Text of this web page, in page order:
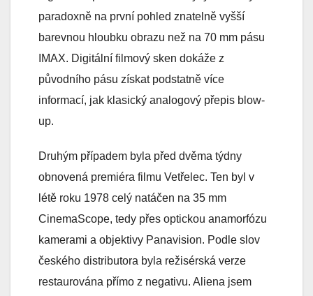
paradoxně na první pohled znatelně vyšší
barevnou hloubku obrazu než na 70 mm pásu
IMAX. Digitální filmový sken dokáže z
původního pásu získat podstatně více
informací, jak klasický analogový přepis blow-
up.
Druhým případem byla před dvěma týdny
obnovená premiéra filmu Vetřelec. Ten byl v
létě roku 1978 celý natáčen na 35 mm
CinemaScope, tedy přes optickou anamorfózu
kamerami a objektivy Panavision. Podle slov
českého distributora byla režisérská verze
restaurována přímo z negativu. Aliena jsem